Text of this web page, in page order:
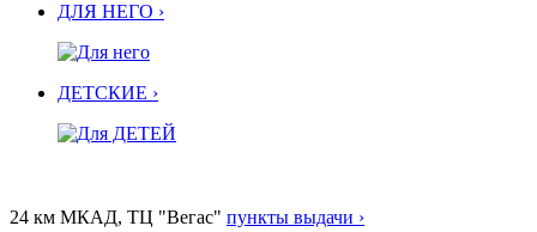
ДЛЯ НЕГО ›
ДЕТСКИЕ ›
24 км МКАД, ТЦ "Вегас" пункты выдачи ›